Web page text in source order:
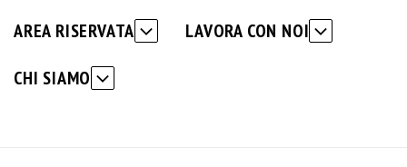
CHI SIAMO
AREA RISERVATA LAVORA CON NOI